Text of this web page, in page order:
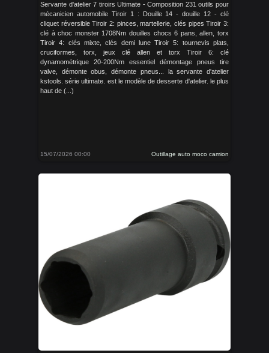
Servante d'atelier 7 tiroirs Ultimate - Composition 231 outils pour
mécanicien automobile Tiroir 1 : Douille 14 - douille 12 - clé
cliquet réversible Tiroir 2: pinces, martellerie, clés pipes Tiroir 3:
clé à choc monster 1708Nm douilles chocs 6 pans, allen, torx
Tiroir 4: clés mixte, clés demi lune Tiroir 5: tournevis plats,
cruciformes, torx, jeux clé allen et torx Tiroir 6: clé
dynamométrique 20-200Nm essentiel démontage pneus tire
valve, démonte obus, démonte pneus... la servante d'atelier
kstools. série ultimate. est le modèle de desserte d'atelier. le plus
haut de (...)
15/07/2026 00:00 Outillage auto moco camion